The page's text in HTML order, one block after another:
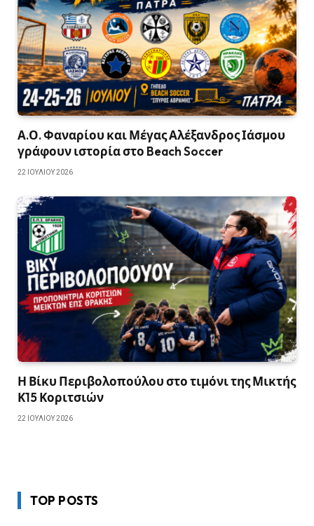
Α.Ο. Φαναρίου και Μέγας Αλέξανδρος Ιάσμου
γράφουν ιστορία στο Beach Soccer
22 ΙΟΥΛΊΟΥ 2026
Η Βίκυ Περιβολοπούλου στο τιμόνι της Μικτής
Κ15 Κοριτσιών
22 ΙΟΥΛΊΟΥ 2026
TOP POSTS